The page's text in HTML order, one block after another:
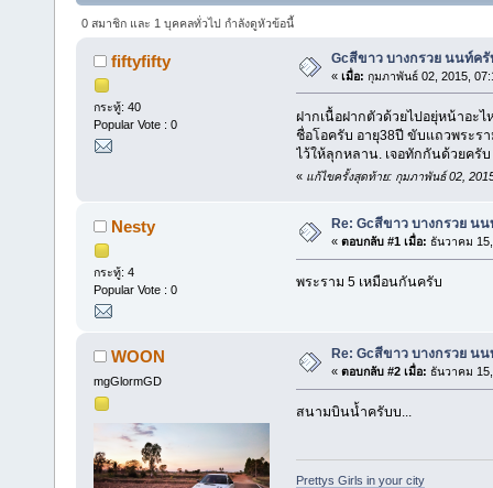
0 สมาชิก และ 1 บุคคลทั่วไป กำลังดูหัวข้อนี้
fiftyfifty
กระทู้: 40
Popular Vote : 0
Gcสีขาว บางกรวย นนท์ครั
« เมื่อ: กุมภาพันธ์ 02, 2015,
ฝากเนื้อฝากตัวด้วยไปอยุ่หน้าอะ
ชื่อโอครับ อายุ38ปี ขับแถวพระร
ไว้ให้ลุกหลาน. เจอทักกันด้วยครับ
« แก้ไขครั้งสุดท้าย: กุมภาพันธ์ 02,
Nesty
กระทู้: 4
Popular Vote : 0
Re: Gcสีขาว บางกรวย น
« ตอบกลับ #1 เมื่อ: ธันวาคม
พระราม 5 เหมือนกันครับ
WOON
mgGlormGD
Re: Gcสีขาว บางกรวย น
« ตอบกลับ #2 เมื่อ: ธันวาคม
สนามบินน้ำครับบ...
Prettys Girls in your city